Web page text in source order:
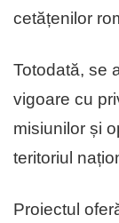
cetățenilor
Totodată, se
vigoare cu
misiunilor și
teritoriul
Proiectul